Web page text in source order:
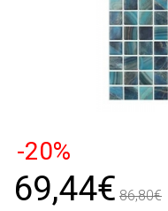
-20%
69,44€ 86,80€